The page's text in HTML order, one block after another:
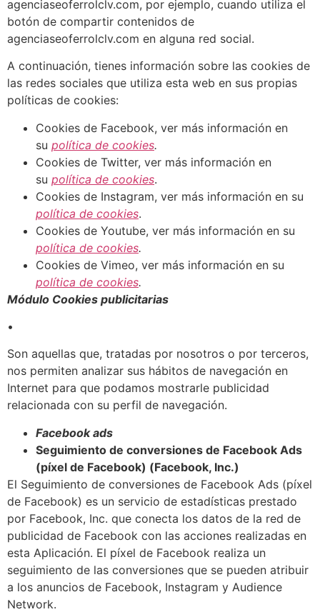
agenciaseoferrolclv.com, por ejemplo, cuando utiliza el
botón de compartir contenidos de
agenciaseoferrolclv.com en alguna red social.
A continuación, tienes información sobre las cookies de
las redes sociales que utiliza esta web en sus propias
políticas de cookies:
Cookies de Facebook, ver más información en
su política de cookies.
Cookies de Twitter, ver más información en
su política de cookies.
Cookies de Instagram, ver más información en su
política de cookies.
Cookies de Youtube, ver más información en su
política de cookies.
Cookies de Vimeo, ver más información en su
política de cookies.
Módulo Cookies publicitarias
•
Son aquellas que, tratadas por nosotros o por terceros,
nos permiten analizar sus hábitos de navegación en
Internet para que podamos mostrarle publicidad
relacionada con su perfil de navegación.
Facebook ads
Seguimiento de conversiones de Facebook Ads
(píxel de Facebook) (Facebook, Inc.)
El Seguimiento de conversiones de Facebook Ads (píxel
de Facebook) es un servicio de estadísticas prestado
por Facebook, Inc. que conecta los datos de la red de
publicidad de Facebook con las acciones realizadas en
esta Aplicación. El píxel de Facebook realiza un
seguimiento de las conversiones que se pueden atribuir
a los anuncios de Facebook, Instagram y Audience
Network.